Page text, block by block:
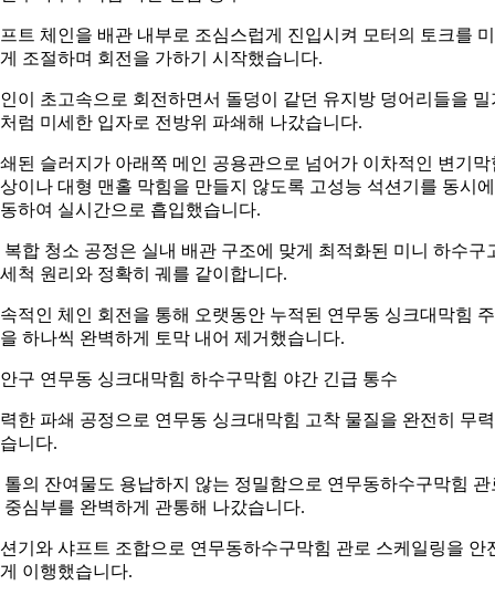
트 체인을 배관 내부로 조심스럽게 진입시켜 모터의 토크를
조절하며 회전을 가하기 시작했습니다.
이 초고속으로 회전하면서 돌덩이 같던 유지방 덩어리들을 밀
럼 미세한 입자로 전방위 파쇄해 나갔습니다.
된 슬러지가 아래쪽 메인 공용관으로 넘어가 이차적인 변기막
이나 대형 맨홀 막힘을 만들지 않도록 고성능 석션기를 동시에
하여 실시간으로 흡입했습니다.
복합 청소 공정은 실내 배관 구조에 맞게 최적화된 미니 하수구
척 원리와 정확히 궤를 같이합니다.
적인 체인 회전을 통해 오랫동안 누적된 연무동 싱크대막힘
하나씩 완벽하게 토막 내어 제거했습니다.
구 연무동 싱크대막힘 하수구막힘 야간 긴급 통수
한 파쇄 공정으로 연무동 싱크대막힘 고착 물질을 완전히 무
니다.
톨의 잔여물도 용납하지 않는 정밀함으로 연무동하수구막힘 관
중심부를 완벽하게 관통해 나갔습니다.
기와 샤프트 조합으로 연무동하수구막힘 관로 스케일링을 안
이행했습니다.